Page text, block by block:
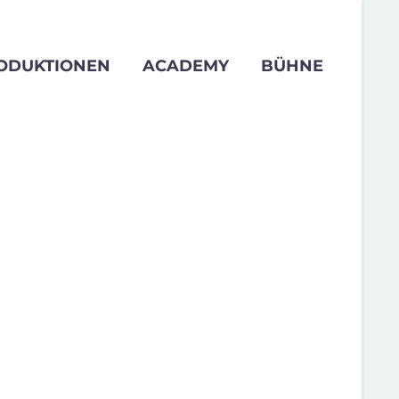
ACADEMY BÜHNE